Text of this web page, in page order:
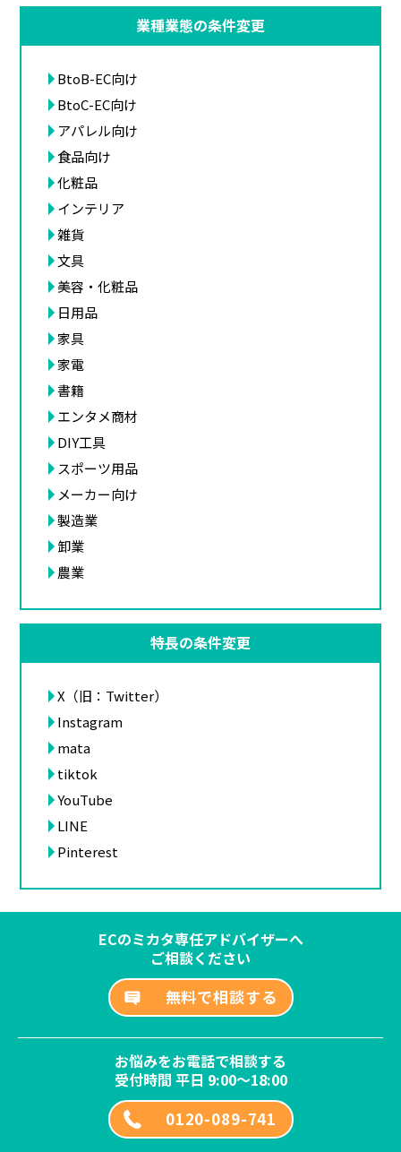
業種業態の条件変更
BtoB-EC向け
BtoC-EC向け
アパレル向け
食品向け
化粧品
インテリア
雑貨
文具
美容・化粧品
日用品
家具
家電
書籍
エンタメ商材
DIY工具
スポーツ用品
メーカー向け
製造業
卸業
農業
特長の条件変更
X（旧：Twitter）
Instagram
mata
tiktok
YouTube
LINE
Pinterest
ECのミカタ専任アドバイザーへ
ご相談ください
無料で相談する
お悩みをお電話で相談する
受付時間 平日 9:00～18:00
0120-089-741